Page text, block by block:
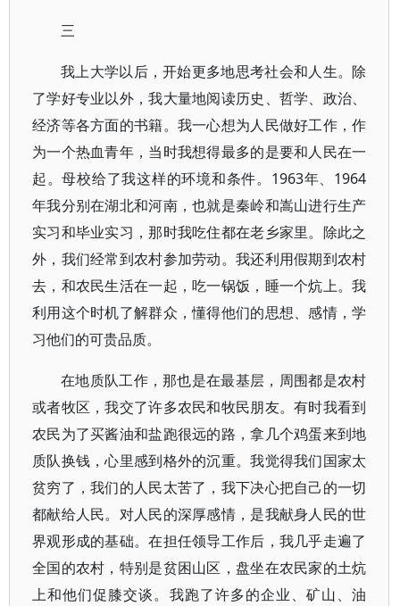
三
我上大学以后，开始更多地思考社会和人生。除
了学好专业以外，我大量地阅读历史、哲学、政治、
经济等各方面的书籍。我一心想为人民做好工作，作
为一个热血青年，当时我想得最多的是要和人民在一
起。母校给了我这样的环境和条件。1963年、1964
年我分别在湖北和河南，也就是秦岭和嵩山进行生产
实习和毕业实习，那时我吃住都在老乡家里。除此之
外，我们经常到农村参加劳动。我还利用假期到农村
去，和农民生活在一起，吃一锅饭，睡一个炕上。我
利用这个时机了解群众，懂得他们的思想、感情，学
习他们的可贵品质。
在地质队工作，那也是在最基层，周围都是农村
或者牧区，我交了许多农民和牧民朋友。有时我看到
农民为了买酱油和盐跑很远的路，拿几个鸡蛋来到地
质队换钱，心里感到格外的沉重。我觉得我们国家太
贫穷了，我们的人民太苦了，我下决心把自己的一切
都献给人民。对人民的深厚感情，是我献身人民的世
界观形成的基础。在担任领导工作后，我几乎走遍了
全国的农村，特别是贫困山区，盘坐在农民家的土炕
上和他们促膝交谈。我跑了许多的企业、矿山、油